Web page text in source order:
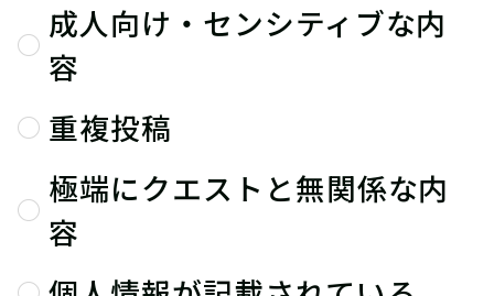
成人向け・センシティブな内
容
重複投稿
極端にクエストと無関係な内
容